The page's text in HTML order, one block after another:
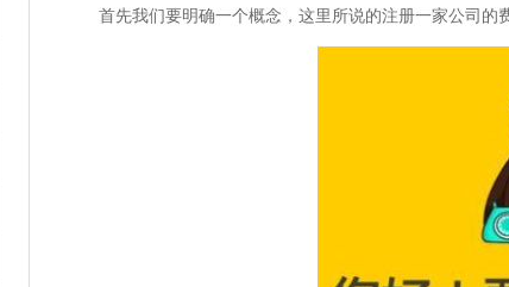
首先我们要明确一个概念，这里所说的注册一家公司的